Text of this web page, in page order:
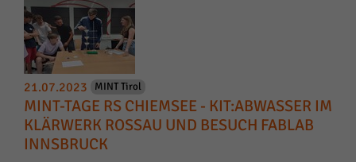
21.07.2023 MINT Tirol
MINT-TAGE RS CHIEMSEE - KIT:ABWASSER IM
KLÄRWERK ROSSAU UND BESUCH FABLAB
INNSBRUCK